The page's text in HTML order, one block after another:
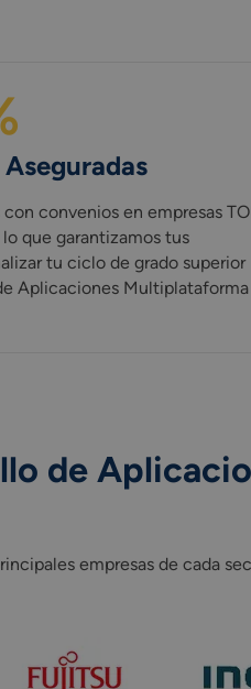
convenios en empresas
que garantizamos tus
tu ciclo de grado superior
Aplicaciones Multiplataforma
de
empresas de cada